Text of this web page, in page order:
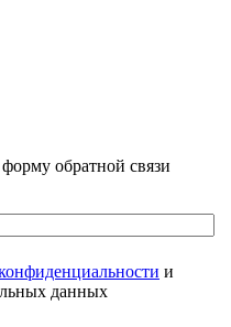
обратной связи
и
данных